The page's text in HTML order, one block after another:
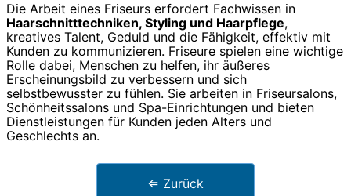
Die Arbeit eines Friseurs erfordert Fachwissen in
Haarschnitttechniken, Styling und Haarpflege,
kreatives Talent, Geduld und die Fähigkeit, effektiv mit
Kunden zu kommunizieren. Friseure spielen eine wichtige
Rolle dabei, Menschen zu helfen, ihr äußeres
Erscheinungsbild zu verbessern und sich
selbstbewusster zu fühlen. Sie arbeiten in Friseursalons,
Schönheitssalons und Spa-Einrichtungen und bieten
Dienstleistungen für Kunden jeden Alters und
Geschlechts an.
⇐ Zurück